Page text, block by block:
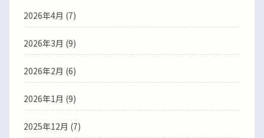
2026年4月 (7)
2026年3月 (9)
2026年2月 (6)
2026年1月 (9)
2025年12月 (7)